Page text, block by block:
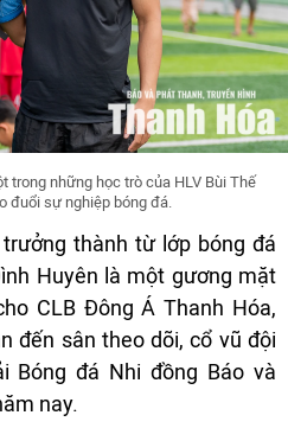
trong những học trò của HLV Bùi Thế
đuổi sự nghiệp bóng đá.
thành từ lớp bóng đá
Huyên là một gương mặt
CLB Đông Á Thanh Hóa,
đến sân theo dõi, cổ vũ đội
Bóng đá Nhi đồng Báo và
nay.